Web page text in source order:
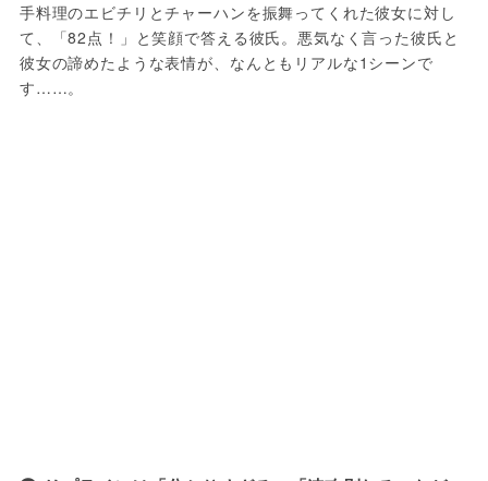
手料理のエビチリとチャーハンを振舞ってくれた彼女に対し
て、「82点！」と笑顔で答える彼氏。悪気なく言った彼氏と
彼女の諦めたような表情が、なんともリアルな1シーンで
す……。